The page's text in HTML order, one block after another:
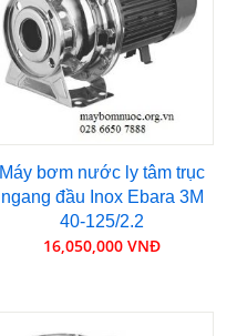
Máy bơm nước ly tâm trục
ngang đầu Inox Ebara 3M
40-125/2.2
16,050,000 VNĐ